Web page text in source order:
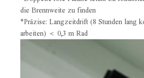
die Brennweite zu finden
*Präzise: Langzeitdrift (8 Stunden lang
arbeiten) ＜ 0,3 m Rad